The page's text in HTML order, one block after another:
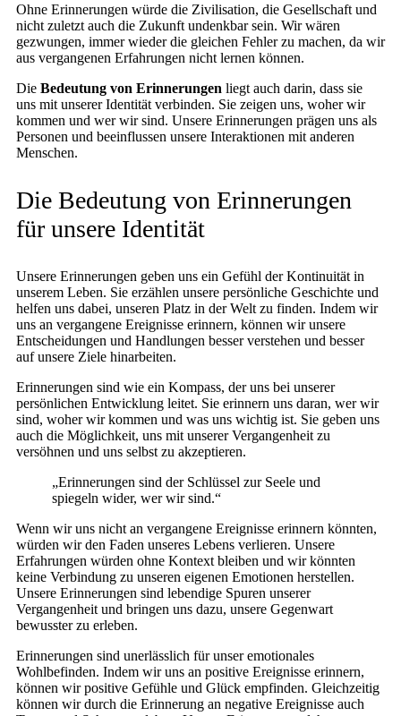
Ohne Erinnerungen würde die Zivilisation, die Gesellschaft und
nicht zuletzt auch die Zukunft undenkbar sein. Wir wären
gezwungen, immer wieder die gleichen Fehler zu machen, da wir
aus vergangenen Erfahrungen nicht lernen können.
Die Bedeutung von Erinnerungen liegt auch darin, dass sie
uns mit unserer Identität verbinden. Sie zeigen uns, woher wir
kommen und wer wir sind. Unsere Erinnerungen prägen uns als
Personen und beeinflussen unsere Interaktionen mit anderen
Menschen.
Die Bedeutung von Erinnerungen
für unsere Identität
Unsere Erinnerungen geben uns ein Gefühl der Kontinuität in
unserem Leben. Sie erzählen unsere persönliche Geschichte und
helfen uns dabei, unseren Platz in der Welt zu finden. Indem wir
uns an vergangene Ereignisse erinnern, können wir unsere
Entscheidungen und Handlungen besser verstehen und besser
auf unsere Ziele hinarbeiten.
Erinnerungen sind wie ein Kompass, der uns bei unserer
persönlichen Entwicklung leitet. Sie erinnern uns daran, wer wir
sind, woher wir kommen und was uns wichtig ist. Sie geben uns
auch die Möglichkeit, uns mit unserer Vergangenheit zu
versöhnen und uns selbst zu akzeptieren.
„Erinnerungen sind der Schlüssel zur Seele und
spiegeln wider, wer wir sind.“
Wenn wir uns nicht an vergangene Ereignisse erinnern könnten,
würden wir den Faden unseres Lebens verlieren. Unsere
Erfahrungen würden ohne Kontext bleiben und wir könnten
keine Verbindung zu unseren eigenen Emotionen herstellen.
Unsere Erinnerungen sind lebendige Spuren unserer
Vergangenheit und bringen uns dazu, unsere Gegenwart
bewusster zu erleben.
Erinnerungen sind unerlässlich für unser emotionales
Wohlbefinden. Indem wir uns an positive Ereignisse erinnern,
können wir positive Gefühle und Glück empfinden. Gleichzeitig
können wir durch die Erinnerung an negative Ereignisse auch